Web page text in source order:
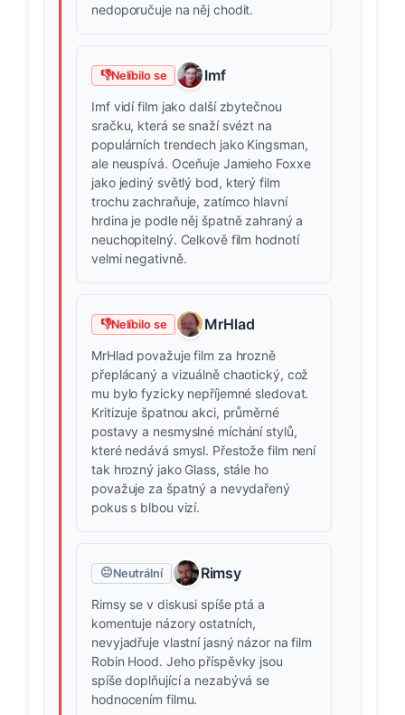
nedoporučuje na něj chodit.
👎Nelíbilo se Imf
Imf vidí film jako další zbytečnou
sračku, která se snaží svézt na
populárních trendech jako Kingsman,
ale neuspívá. Oceňuje Jamieho Foxxe
jako jediný světlý bod, který film
trochu zachraňuje, zatímco hlavní
hrdina je podle něj špatně zahraný a
neuchopitelný. Celkově film hodnotí
velmi negativně.
👎Nelíbilo se MrHlad
MrHlad považuje film za hrozně
přeplácaný a vizuálně chaotický, což
mu bylo fyzicky nepříjemné sledovat.
Kritizuje špatnou akci, průměrné
postavy a nesmyslné míchání stylů,
které nedává smysl. Přestože film není
tak hrozný jako Glass, stále ho
považuje za špatný a nevydařený
pokus s blbou vizí.
😐Neutrální Rimsy
Rimsy se v diskusi spíše ptá a
komentuje názory ostatních,
nevyjadřuje vlastní jasný názor na film
Robin Hood. Jeho příspěvky jsou
spíše doplňující a nezabývá se
hodnocením filmu.